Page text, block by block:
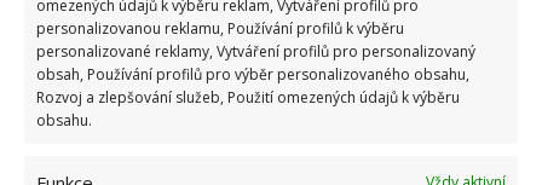
omezených údajů k výběru reklam, Vytváření profilů pro
personalizovanou reklamu, Používání profilů k výběru
personalizované reklamy, Vytváření profilů pro personalizovaný
obsah, Používání profilů pro výběr personalizovaného obsahu,
Rozvoj a zlepšování služeb, Použití omezených údajů k výběru
obsahu.
Zdroj:Inspired Stories